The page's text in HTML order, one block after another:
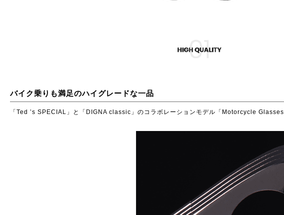
バイク乗りも満足のハイグレードな一品
「Ted ’s SPECIAL」と「DIGNA classic」のコラボレーションモデル「Motorcycle